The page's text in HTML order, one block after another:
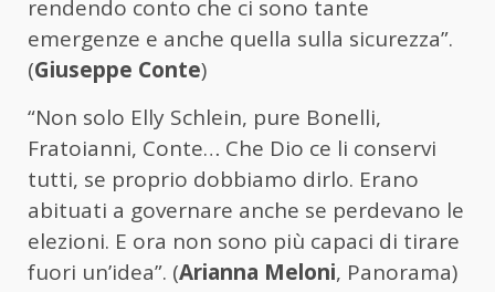
rendendo conto che ci sono tante
emergenze e anche quella sulla sicurezza”.
(Giuseppe Conte)
“Non solo Elly Schlein, pure Bonelli,
Fratoianni, Conte… Che Dio ce li conservi
tutti, se proprio dobbiamo dirlo. Erano
abituati a governare anche se perdevano le
elezioni. E ora non sono più capaci di tirare
fuori un’idea”. (Arianna Meloni, Panorama)